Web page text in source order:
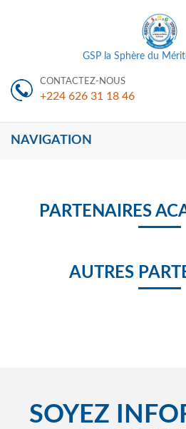
GSP la Sphère du
CONTACTEZ-NOUS
+224 626 31 18 46
NAVIGATION
PARTENAIRES
AUTRES
SOYEZ